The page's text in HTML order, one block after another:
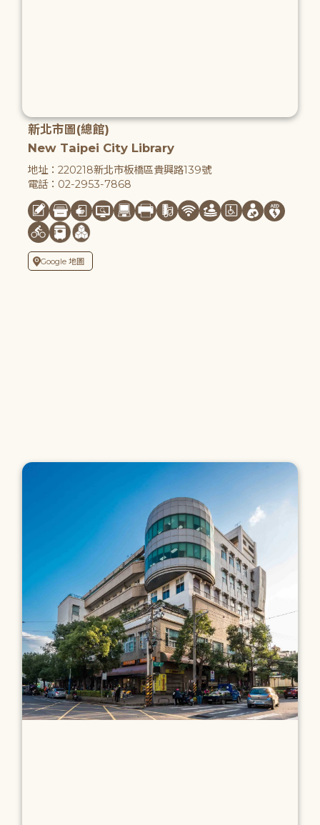
新北市圖(總館)
New Taipei City Library
地址：220218新北市板橋區貴興路139號
電話：02-2953-7868
Google 地圖